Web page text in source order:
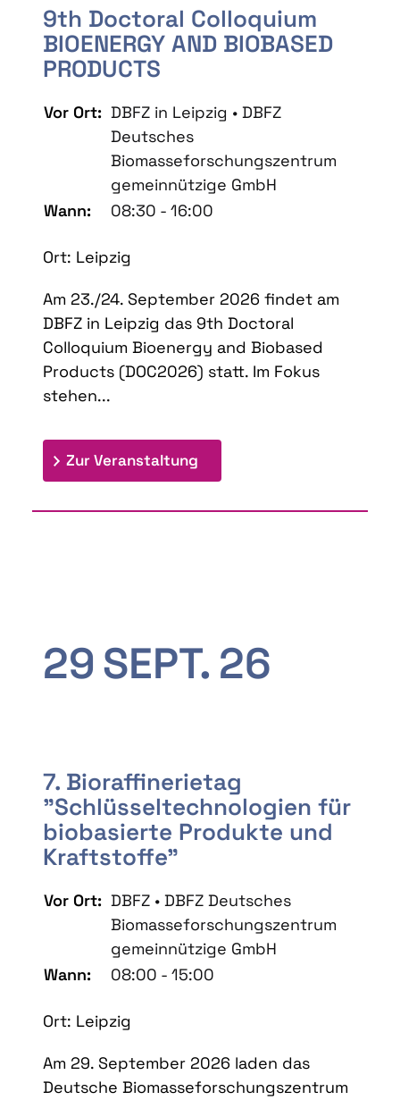
9th Doctoral Colloquium
BIOENERGY AND BIOBASED
PRODUCTS
Vor Ort: DBFZ in Leipzig • DBFZ
Deutsches
Biomasseforschungszentrum
gemeinnützige GmbH
Wann:
08:30 - 16:00
Ort: Leipzig
Am 23./24. September 2026 findet am
DBFZ in Leipzig das 9th Doctoral
Colloquium Bioenergy and Biobased
Products (DOC2026) statt. Im Fokus
stehen...
Zur Veranstaltung
29SEPT. 26
7. Bioraffinerietag
"Schlüsseltechnologien für
biobasierte Produkte und
Kraftstoffe"
Vor Ort: DBFZ • DBFZ Deutsches
Biomasseforschungszentrum
gemeinnützige GmbH
Wann:
08:00 - 15:00
Ort: Leipzig
Am 29. September 2026 laden das
Deutsche Biomasseforschungszentrum